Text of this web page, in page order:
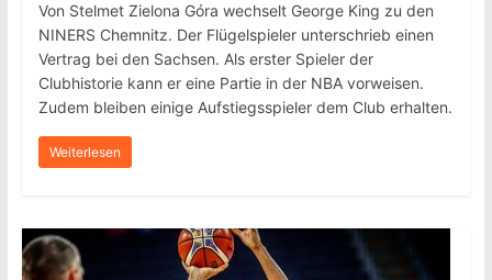
Von Stelmet Zielona Góra wechselt George King zu den
NINERS Chemnitz. Der Flügelspieler unterschrieb einen
Vertrag bei den Sachsen. Als erster Spieler der
Clubhistorie kann er eine Partie in der NBA vorweisen.
Zudem bleiben einige Aufstiegsspieler dem Club erhalten.
Weiterlesen